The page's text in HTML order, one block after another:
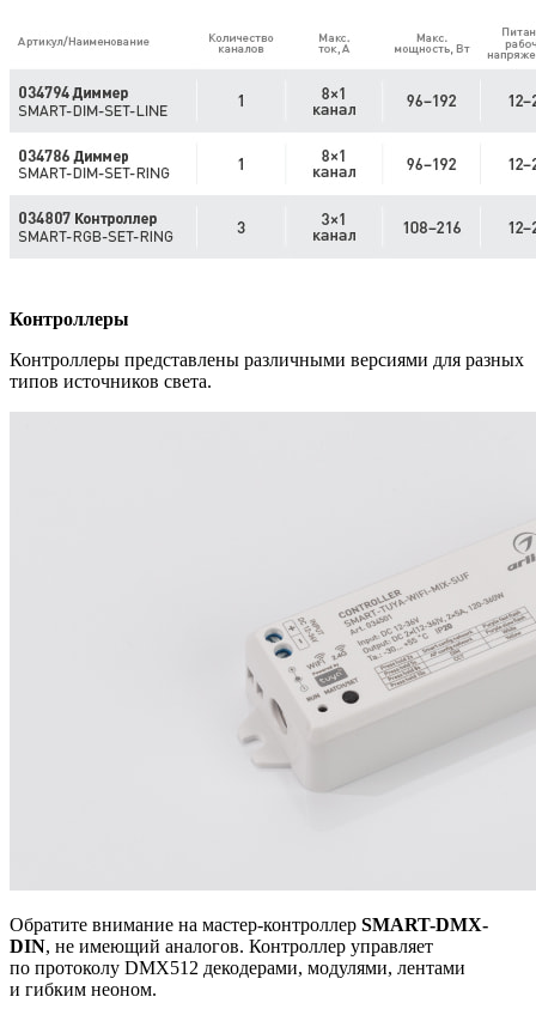
Контроллеры
Контроллеры представлены различными версиями для разных
типов источников света.
Обратите внимание на мастер-контроллер SMART-DMX-
DIN, не имеющий аналогов. Контроллер управляет
по протоколу DMX512 декодерами, модулями, лентами
и гибким неоном.